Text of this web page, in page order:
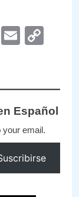
Email
Español
your email.